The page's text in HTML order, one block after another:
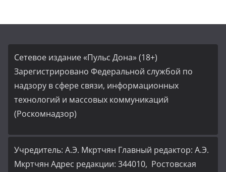
Сетевое издание «Пульс Дона» (18+)
Зарегистрировано Федеральной службой по
надзору в сфере связи, информационных
технологий и массовых коммуникаций
(Роскомнадзор)
Учредитель: А.Э. Мкртчян Главный редактор: А.Э.
Мкртчян Адрес редакции: 344010, Ростовская